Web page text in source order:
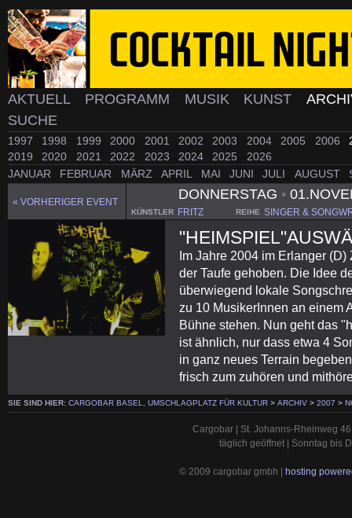
AKTUELL PROGRAMM MUSIK KUNST
SUCHE
1997 1998 1999 2000 2001 2002 2003 2004 2005 2006
2019
2020 2021 2022 2023 2024 2025
2026
JANUAR
FEBRUAR MÄRZ APRIL MAI JUNI JULI AUGUST
« VORHERIGER EVENT
DONNERSTAG •
KÜNSTLER FRITZ REIHE SINGER &
Im Jahre 2004 im Erlanger
der Taufe gehoben. Die Idee
überwiegend lokale
zu 10 MusikerInnen an einem
Bühne stehen. Nun geht das
ist ähnlich, nur dass etwa 4
in ganz neues Terrain
frisch zum zuhören und
SIE SIND HIER: CARGOBAR BASEL, UMSCHLAGPLATZ FÜR KULTUR > ARCHIV > 2007 >
Cargobar | St. Johanns-Rheinweg
täglich geöffnet | Sonntag bis
© 2009 cargobar gmbh | hosting